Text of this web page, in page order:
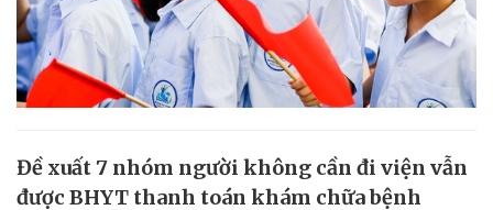
Đề xuất 7 nhóm người không cần đi viện vẫn
được BHYT thanh toán khám chữa bệnh